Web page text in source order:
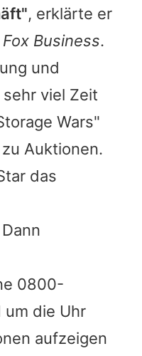
, erklärte er
Fox Business.
und
viel Zeit
Wars"
Auktionen.
das
0800-
um die Uhr
aufzeigen